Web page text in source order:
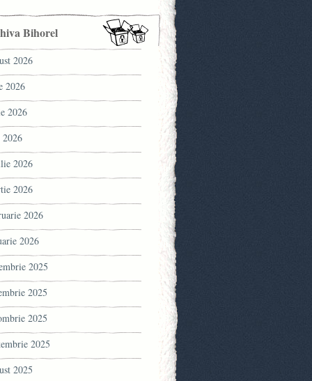
Bihorel
2026
2026
2026
2026
2026
2026
2026
2025
2025
2025
2025
2025